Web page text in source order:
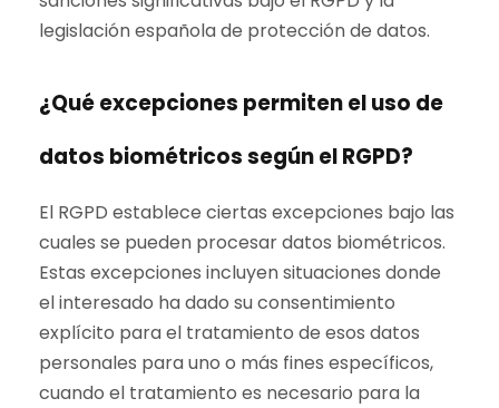
legislación española de protección de datos.
¿Qué excepciones permiten el uso de
datos biométricos según el RGPD?
El RGPD establece ciertas excepciones bajo las
cuales se pueden procesar datos biométricos.
Estas excepciones incluyen situaciones donde
el interesado ha dado su consentimiento
explícito para el tratamiento de esos datos
personales para uno o más fines específicos,
cuando el tratamiento es necesario para la